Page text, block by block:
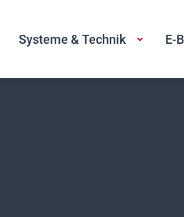
Systeme & Technik E-